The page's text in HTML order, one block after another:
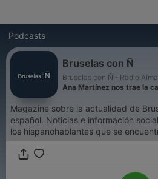
Podcasts
Bruselas con Ñ
Bruselas con Ñ - Radio Alma
Ana Martínez nos trae la
Magazine sobre la actualidad de
español. Noticias e información
los hispanohablantes que se